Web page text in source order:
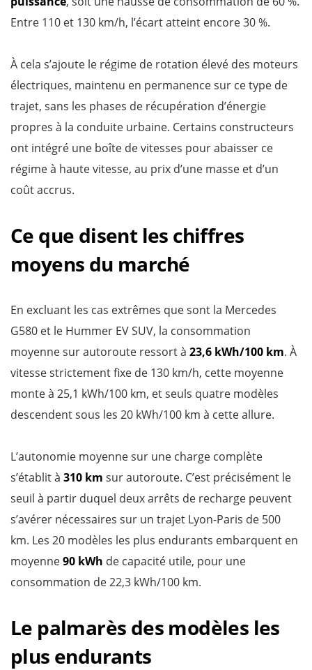
Entre 110 et 130 km/h, l’écart atteint encore 30 %.
À cela s’ajoute le régime de rotation élevé des moteurs
électriques, maintenu en permanence sur ce type de
trajet, sans les phases de récupération d’énergie
propres à la conduite urbaine. Certains constructeurs
ont intégré une boîte de vitesses pour abaisser ce
régime à haute vitesse, au prix d’une masse et d’un
coût accrus.
Ce que disent les chiffres
moyens du marché
En excluant les cas extrêmes que sont la Mercedes
G580 et le Hummer EV SUV, la consommation
moyenne sur autoroute ressort à 23,6 kWh/100 km. À
vitesse strictement fixe de 130 km/h, cette moyenne
monte à 25,1 kWh/100 km, et seuls quatre modèles
descendent sous les 20 kWh/100 km à cette allure.
L’autonomie moyenne sur une charge complète
s’établit à 310 km sur autoroute. C’est précisément le
seuil à partir duquel deux arrêts de recharge peuvent
s’avérer nécessaires sur un trajet Lyon-Paris de 500
km. Les 20 modèles les plus endurants embarquent en
moyenne90 kWh de capacité utile, pour une
consommation de 22,3 kWh/100 km.
Le palmarès des modèles les
plus endurants